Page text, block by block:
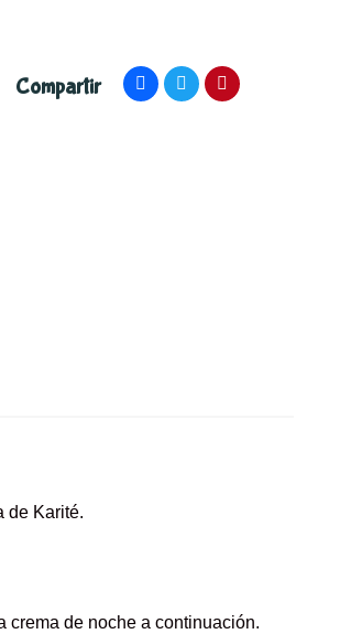
Compartir
de Karité.
crema de noche a continuación.